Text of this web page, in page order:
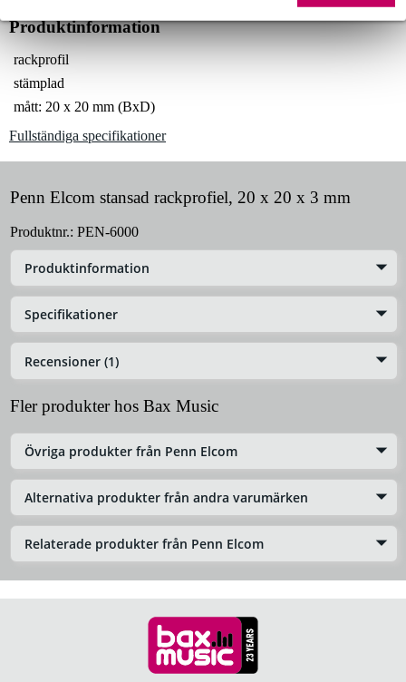
Produktinformation
rackprofil
stämplad
mått: 20 x 20 mm (BxD)
Fullständiga specifikationer
Penn Elcom stansad rackprofiel, 20 x 20 x 3 mm
Produktnr.: PEN-6000
Produktinformation
Specifikationer
Recensioner (1)
Fler produkter hos Bax Music
Övriga produkter från Penn Elcom
Alternativa produkter från andra varumärken
Relaterade produkter från Penn Elcom